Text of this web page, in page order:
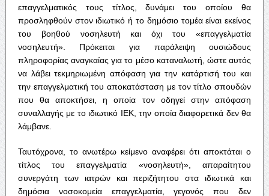
επαγγελματικός τους τίτλος, δυνάμει του οποίου θα
προσληφθούν στον ιδιωτικό ή το δημόσιο τομέα είναι εκείνος
του βοηθού νοσηλευτή και όχι του «επαγγελματία
νοσηλευτή». Πρόκειται για παράλειψη ουσιώδους
πληροφορίας αναγκαίας για το μέσο καταναλωτή, ώστε αυτός
να λάβει τεκμηριωμένη απόφαση για την κατάρτισή του και
την επαγγελματική του αποκατάσταση με τον τίτλο σπουδών
που θα αποκτήσει, η οποία τον οδηγεί στην απόφαση
συναλλαγής με το ιδιωτικό ΙΕΚ, την οποία διαφορετικά δεν θα
λάμβανε.
Ταυτόχρονα, το ανωτέρω κείμενο αναφέρει ότι αποκτάται ο
τίτλος του επαγγελματία «νοσηλευτή», απαραίτητου
συνεργάτη των ιατρών και περιζήτητου στα ιδιωτικά και
δημόσια νοσοκομεία επαγγελματία, γεγονός που δεν